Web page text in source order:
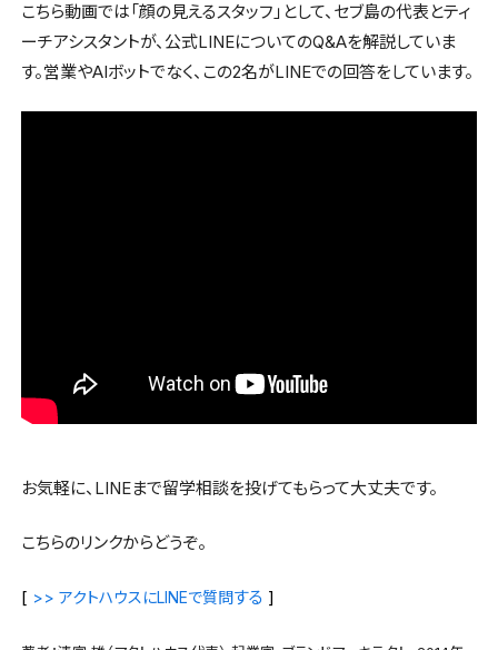
こちら動画では「顔の見えるスタッフ」として、セブ島の代表とティ
ーチアシスタントが、公式LINEについてのQ&Aを解説していま
す。営業やAIボットでなく、この2名がLINEでの回答をしています。
お気軽に、LINEまで留学相談を投げてもらって大丈夫です。
こちらのリンクからどうぞ。
[ >> アクトハウスにLINEで質問する ]